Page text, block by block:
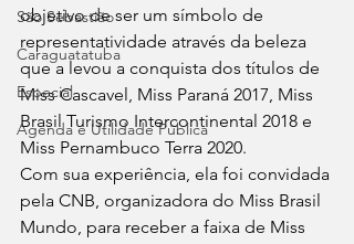
São Sebastião
Caraguatatuba
Especial
Agenda e Utilidade Pública
objetivo de ser um símbolo de
representatividade através da beleza
que a levou a conquista dos títulos de
Miss Cascavel, Miss Paraná 2017, Miss
Brasil Turismo Intercontinental 2018 e
Miss Pernambuco Terra 2020.
Com sua experiência, ela foi convidada
pela CNB, organizadora do Miss Brasil
Mundo, para receber a faixa de Miss